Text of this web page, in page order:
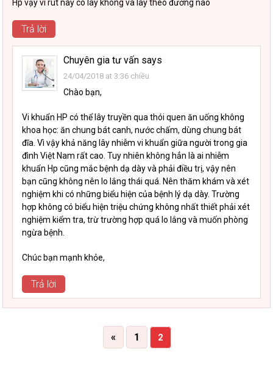
Hp vậy vi rút này có lây không và lây theo đường nào
Trả lời
Chuyên gia tư vấn says
24/04/2018 at 3:36 chiều
Chào bạn,
Vi khuẩn HP có thể lây truyền qua thói quen ăn uống không
khoa học: ăn chung bát canh, nước chấm, dùng chung bát
đĩa. Vì vậy khả năng lây nhiễm vi khuẩn giữa người trong gia
đình Việt Nam rất cao. Tuy nhiên không hẳn là ai nhiễm
khuẩn Hp cũng mắc bệnh dạ dày và phải điều trị, vậy nên
bạn cũng không nên lo lắng thái quá. Nên thăm khám và xét
nghiệm khi có những biểu hiện của bệnh lý dạ dày. Trường
hợp không có biểu hiện triệu chứng không nhất thiết phải xét
nghiệm kiểm tra, trừ trường hợp quá lo lắng và muốn phòng
ngừa bệnh.
Chúc bạn mạnh khỏe,
Trả lời
« 1 2